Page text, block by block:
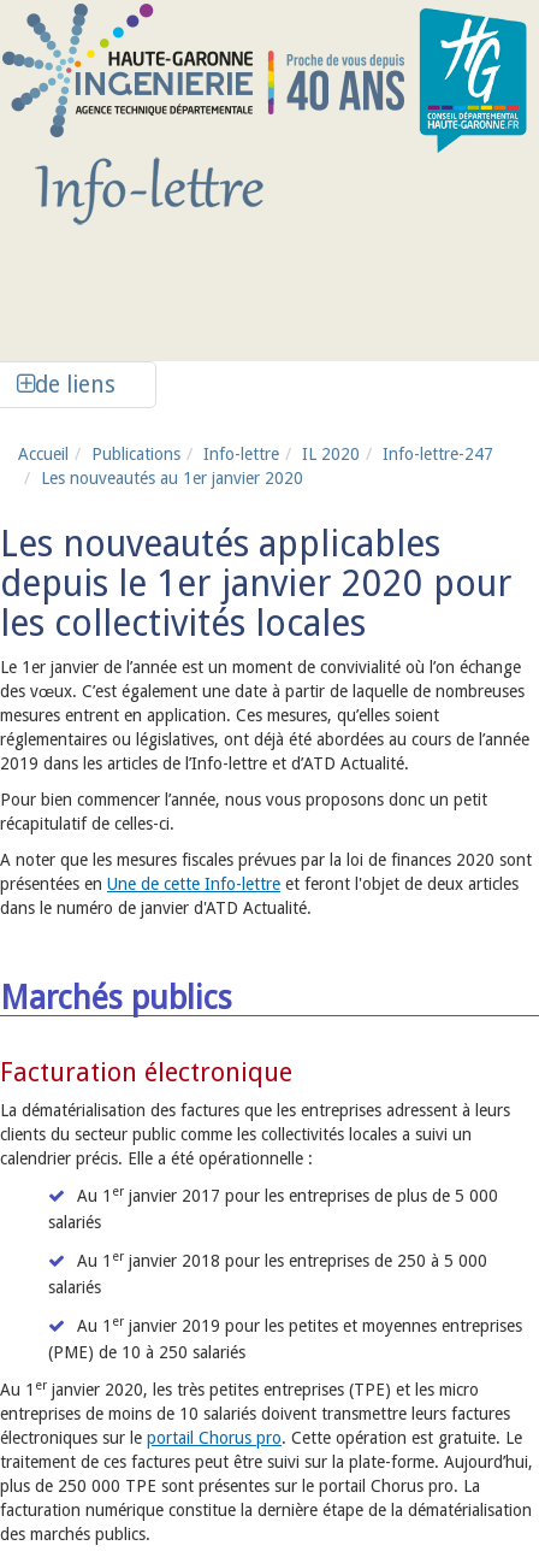
Aller au contenu principal
de liens
Accueil Publications Info-lettre IL 2020
Info-lettre-247
Les nouveautés au 1er janvier 2020
Les nouveautés applicables
depuis le 1er janvier 2020 pour
les collectivités locales
Le 1er janvier de l’année est un moment de convivialité où l’on échange
des vœux. C’est également une date à partir de laquelle de nombreuses
mesures entrent en application. Ces mesures, qu’elles soient
réglementaires ou législatives, ont déjà été abordées au cours de l’année
2019 dans les articles de l’Info-lettre et d’ATD Actualité.
Pour bien commencer l’année, nous vous proposons donc un petit
récapitulatif de celles-ci.
A noter que les mesures fiscales prévues par la loi de finances 2020 sont
présentées en Une de cette Info-lettre et feront l'objet de deux articles
dans le numéro de janvier d'ATD Actualité.
Marchés publics
Facturation électronique
La dématérialisation des factures que les entreprises adressent à leurs
clients du secteur public comme les collectivités locales a suivi un
calendrier précis. Elle a été opérationnelle :
Au 1 er janvier 2017 pour les entreprises de plus de 5 000
salariés
Au 1 er janvier 2018 pour les entreprises de 250 à 5 000
salariés
Au 1 er janvier 2019 pour les petites et moyennes entreprises
(PME) de 10 à 250 salariés
Au 1 er janvier 2020, les très petites entreprises (TPE) et les micro
entreprises de moins de 10 salariés doivent transmettre leurs factures
électroniques sur le portail Chorus pro. Cette opération est gratuite. Le
traitement de ces factures peut être suivi sur la plate-forme. Aujourd’hui,
plus de 250 000 TPE sont présentes sur le portail Chorus pro. La
facturation numérique constitue la dernière étape de la dématérialisation
des marchés publics.